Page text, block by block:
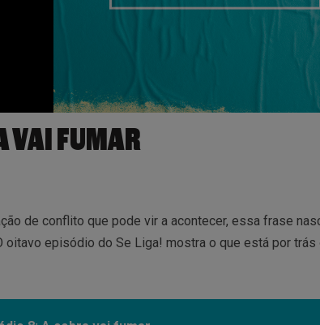
VAI FUMAR
de conflito que pode vir a acontecer, essa frase
oitavo episódio do Se Liga! mostra o que está por